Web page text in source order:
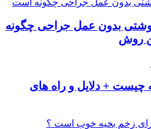
بدون عمل جراحی چگونه
روش
+ دلایل و راه های